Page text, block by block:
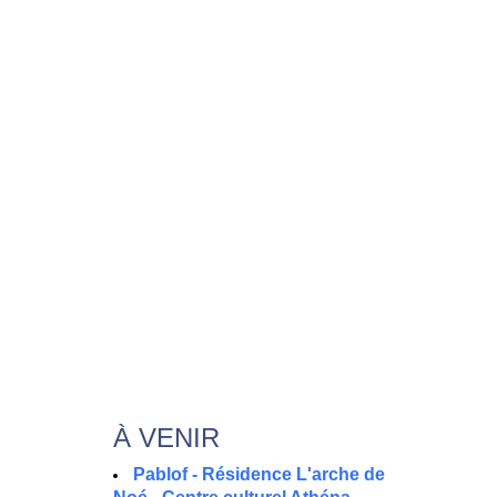
À VENIR
Pablof - Résidence L'arche de